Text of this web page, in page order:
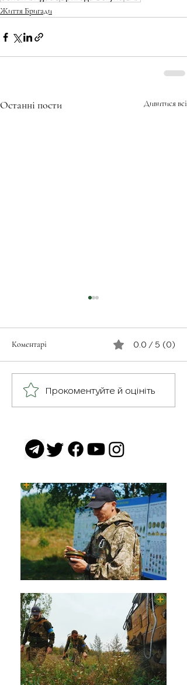
Життя Бригади
Останні пости Дивитися всі
Герої серед нас: медик
Хітмен
Коментарі 0.0 / 5 (0)
Прокоментуйте й оцініть